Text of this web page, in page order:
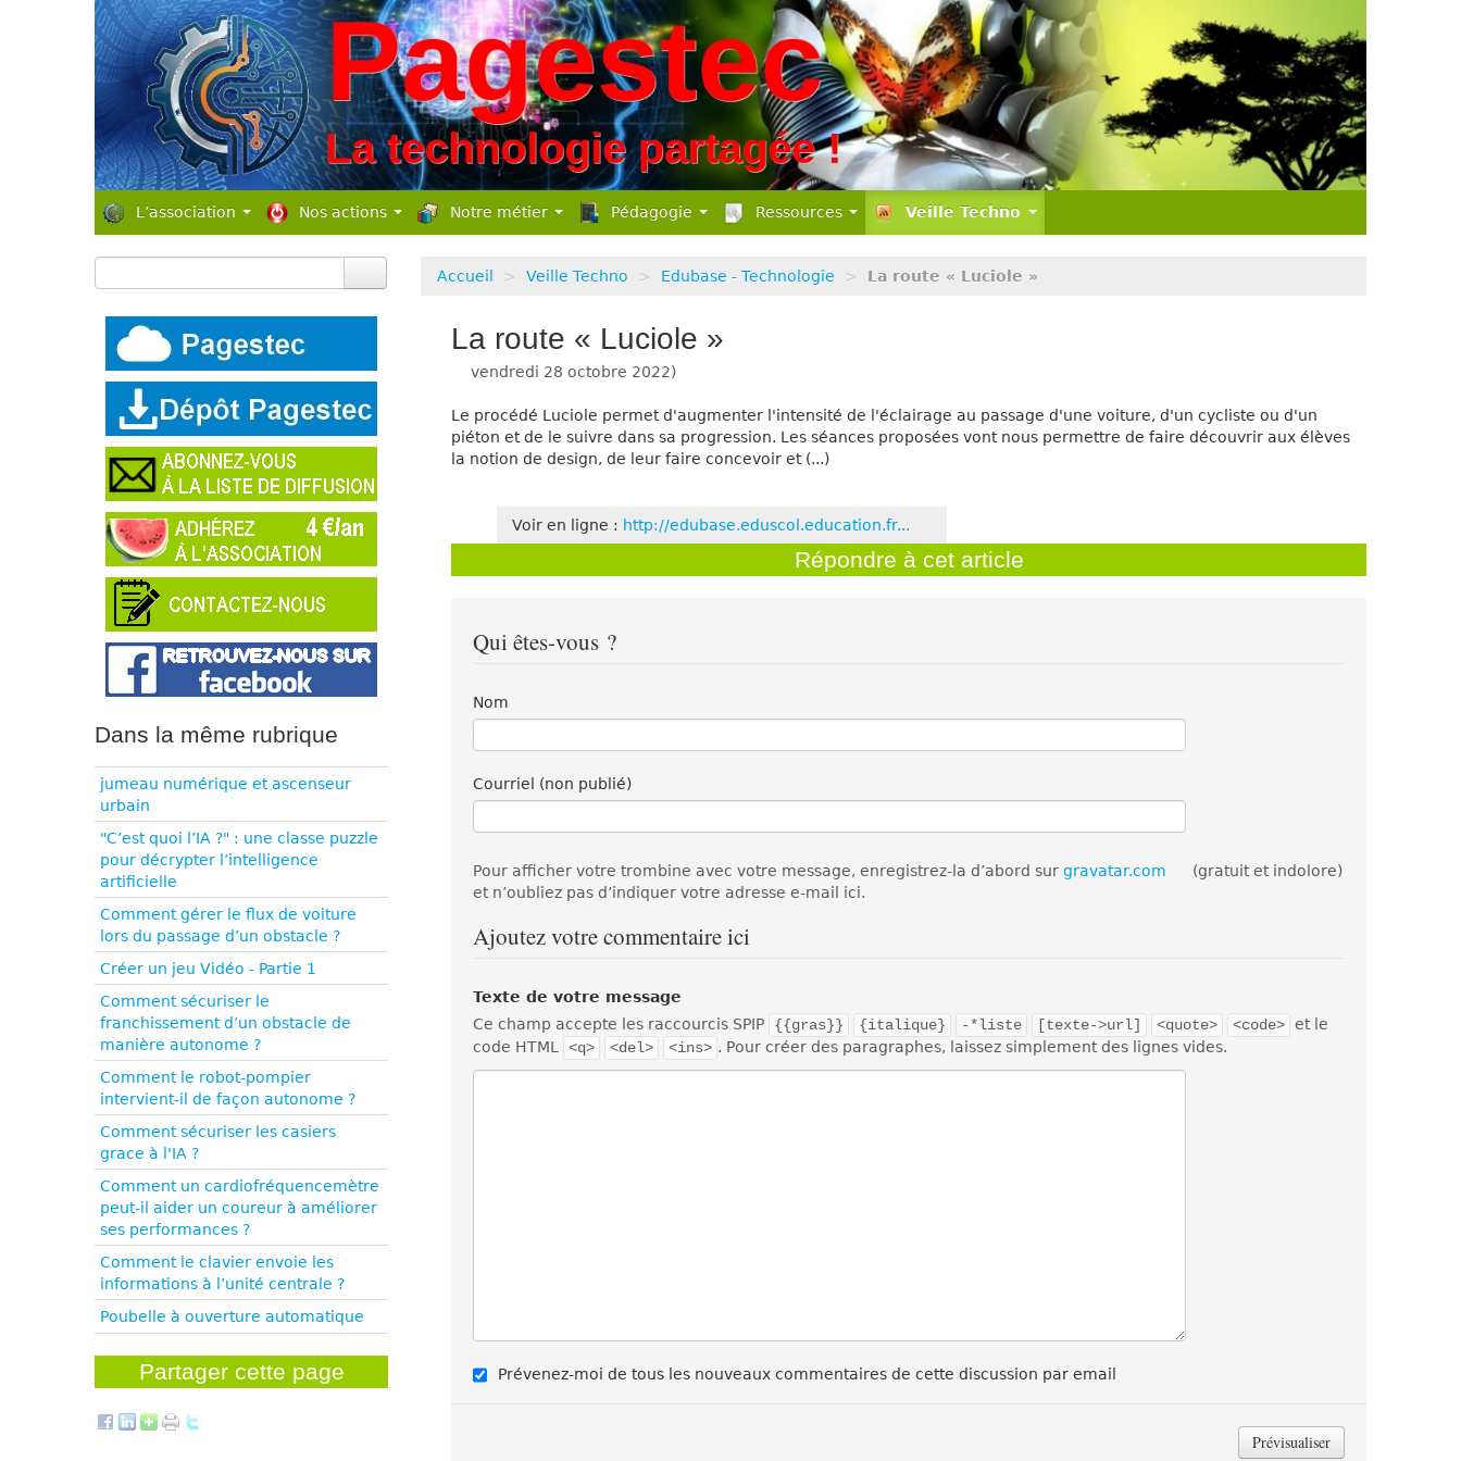
L’association Nos actions Notre métier Pédagogie Ressources Veille Techno
Accueil > Veille Techno > Edubase - Technologie > La route « Luciole »
La route « Luciole »
vendredi 28 octobre 2022)
Le procédé Luciole permet d'augmenter l'intensité de l'éclairage au passage d'une voiture, d'un cycliste ou d'un
piéton et de le suivre dans sa progression. Les séances proposées vont nous permettre de faire découvrir aux élèves
la notion de design, de leur faire concevoir et (...)
Voir en ligne : http://edubase.eduscol.education.fr...
Répondre à cet article
Qui êtes-vous ?
Nom
Courriel (non publié)
Pour afficher votre trombine avec votre message, enregistrez-la d’abord sur gravatar.com
(gratuit et indolore)
et n’oubliez pas d’indiquer votre adresse e-mail ici.
Ajoutez votre commentaire ici
Texte de votre message
Ce champ accepte les raccourcis SPIP
{{gras}} {italique} -*liste [texte->url] <quote> <code> et le
code HTML <q> <del> <ins> . Pour créer des paragraphes, laissez simplement des lignes vides.
Prévenez-moi de tous les nouveaux commentaires de cette discussion par email
Dans la même rubrique
jumeau numérique et ascenseur
urbain
"C’est quoi l’IA ?" : une classe puzzle
pour décrypter l’intelligence
artificielle
Comment gérer le flux de voiture
lors du passage d’un obstacle ?
Créer un jeu Vidéo - Partie 1
Comment sécuriser le
franchissement d’un obstacle de
manière autonome ?
Comment le robot-pompier
intervient-il de façon autonome ?
Comment sécuriser les casiers
grace à l'IA ?
Comment un cardiofréquencemètre
peut-il aider un coureur à améliorer
ses performances ?
Comment le clavier envoie les
informations à l’unité centrale ?
Poubelle à ouverture automatique
Partager cette page